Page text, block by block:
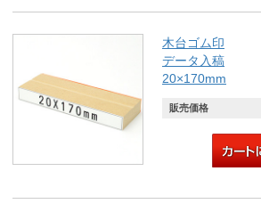
木台ゴム印
データ入稿
20×170mm
販売価格